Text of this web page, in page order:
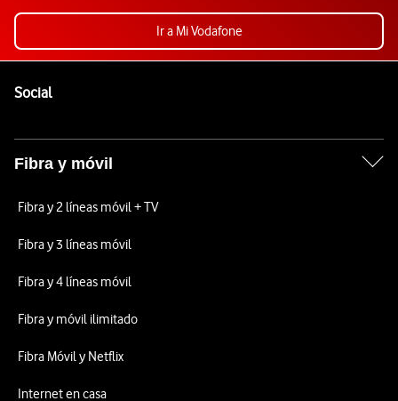
Ir a Mi Vodafone
SocialEnlaces a las redes sociales de Vodafone
Fibra y móvil
Fibra y 2 líneas móvil + TV
Fibra y 3 líneas móvil
Fibra y 4 líneas móvil
Fibra y móvil ilimitado
Fibra Móvil y Netflix
Internet en casa